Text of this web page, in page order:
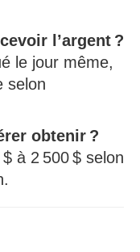
l’argent ?
le jour même,
selon
obtenir ?
à 2 500 $ selon